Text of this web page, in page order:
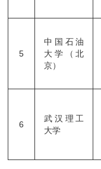
5
中国石油
大学（北
京）
6
武汉理工
大学